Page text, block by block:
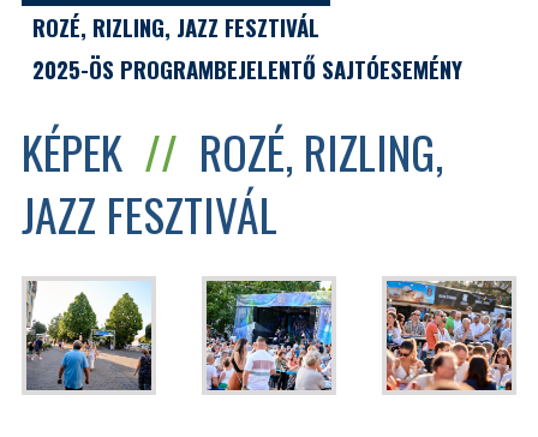
KÉPEK // ROZÉ, RIZLING,
JAZZ FESZTIVÁL
ROZÉ, RIZLING, JAZZ FESZTIVÁL
2025-ÖS PROGRAMBEJELENTŐ SAJTÓESEMÉNY